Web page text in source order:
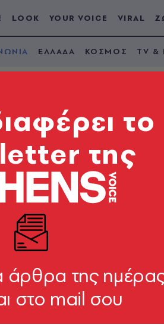
LOOK YOUR VOICE VIRAL
ΕΛΛΑΔΑ ΚΟΣΜΟΣ TV &
του
όλη την
το
της
άρθρα της
στο mail σου